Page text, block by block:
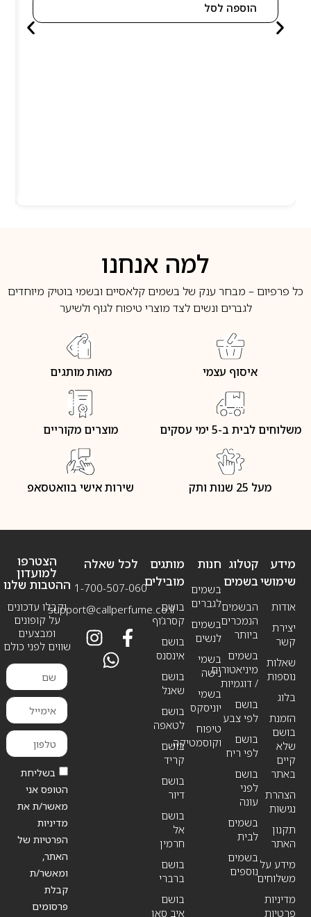
הוספה לסל
למה אנחנו
כל פרפיום – מבחר ענק של בשמים קלאסיים ובשמי בוטיק מיוחדים
לגברים ונשים לצד מוצרי טיפוח לגוף ולשיער
איסוף עצמי מאות מותגים
משלוחים לבית ב-5 ימי עסקים מוצרים מקוריים
מעל 25 שנות ותק שירות אישי בוואטסאפ
מידע
שימושי
אודות
יצירת
קשר
שאלות
נוספות
בלוג
הזמנת
בושם
שלא
קיים
באתר
הצהרת
נגישות
תקנון
האתר
מידע על
משלוחים
מדיניות
פרטיות
חנות
בשמים
לגברים
בשמים
לנשים
בשמי
נישה
בשמי
יוניסקס
טיפוח
וקוסמטיקה
קטלוג
בשמים
הבשמים
הנמכרים
ביותר
בשמים
מיניאטורים
/ דוגמיות
בושם
לפי צבע
בושם
לפי ריח
בושם
לפני
עונה
בשמים
לבית
בשמים
נוספים
מותגים
מובילים
בושם
קסרג’וף
בושם
אינסנס
בושם
שאנל
בושם
לטאפה
בושם
קריד
בושם
דיור
בושם
אל
חרמין
בושם
ברברי
בושם
איב סאן
לכל שאלה
1-700-507-060
support@callperfume.co.il
הצטרפו
למועדון
ההטבות שלנו
וקבלו עדכונים
על קופונים
ומבצעים
שווים לפני כולם
בשליחת
הטופס אני
מאשר/ת את
מדיניות
הפרטיות של
האתר,
ומאשר/ת
קבלת
פרסומים